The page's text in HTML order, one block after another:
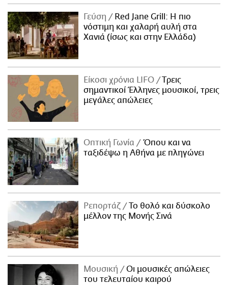
Γεύση
Red Jane Grill: Η πιο
νόστιμη και χαλαρή αυλή στα
Χανιά (ίσως και στην Ελλάδα)
Είκοσι χρόνια LIFO
Tρεις
σημαντικοί Έλληνες μουσικοί, τρεις
μεγάλες απώλειες
Οπτική Γωνία
Όπου και να
ταξιδέψω η Αθήνα με πληγώνει
Ρεπορτάζ
Το θολό και δύσκολο
μέλλον της Μονής Σινά
Μουσική
Οι μουσικές απώλειες
του τελευταίου καιρού